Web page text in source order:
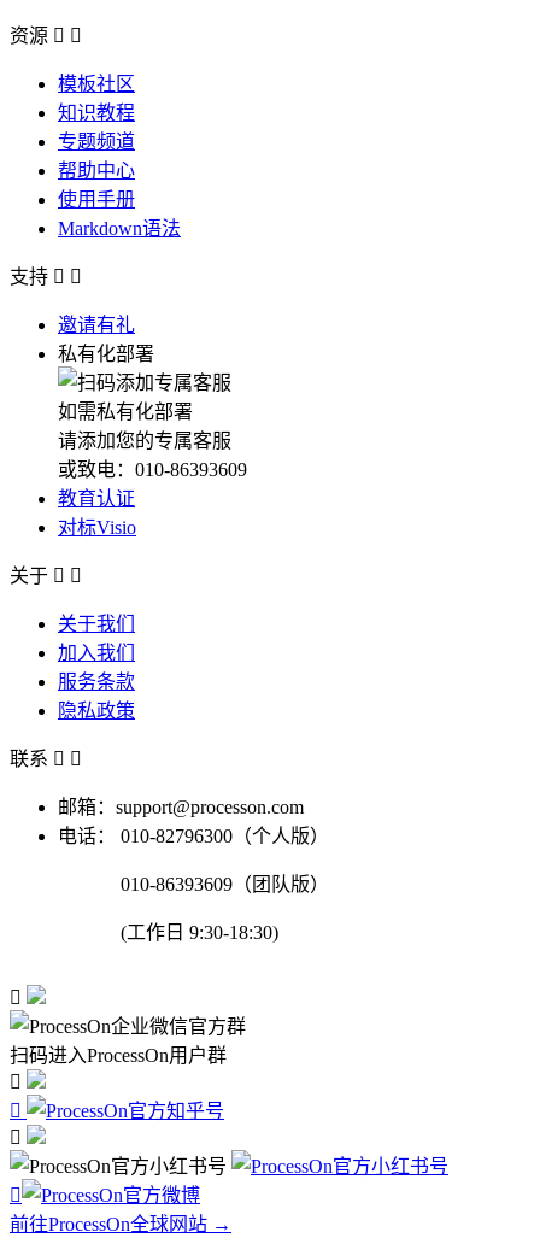
资源  
模板社区
知识教程
专题频道
帮助中心
使用手册
Markdown语法
支持  
邀请有礼
私有化部署
如需私有化部署
请添加您的专属客服
或致电：010-86393609
教育认证
对标Visio
关于  
关于我们
加入我们
服务条款
隐私政策
联系  
邮箱：support@processon.com
电话：
010-82796300（个人版）
010-86393609（团队版）
(工作日 9:30-18:30)

扫码进入ProcessOn用户群




前往ProcessOn全球网站 →